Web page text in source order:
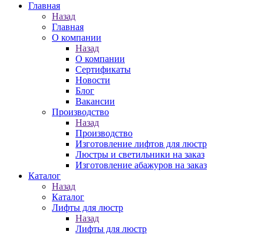
Главная
Назад
Главная
О компании
Назад
О компании
Сертификаты
Новости
Блог
Вакансии
Производство
Назад
Производство
Изготовление лифтов для люстр
Люстры и светильники на заказ
Изготовление абажуров на заказ
Каталог
Назад
Каталог
Лифты для люстр
Назад
Лифты для люстр